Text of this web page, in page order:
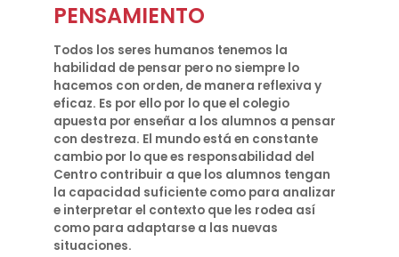
PENSAMIENTO
Todos los seres humanos tenemos la
habilidad de pensar pero no siempre lo
hacemos con orden, de manera reflexiva y
eficaz. Es por ello por lo que el colegio
apuesta por enseñar a los alumnos a pensar
con destreza. El mundo está en constante
cambio por lo que es responsabilidad del
Centro contribuir a que los alumnos tengan
la capacidad suficiente como para analizar
e interpretar el contexto que les rodea así
como para adaptarse a las nuevas
situaciones.